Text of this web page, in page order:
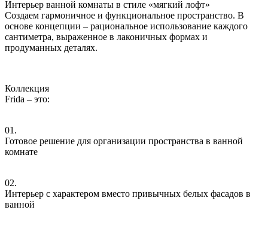
Интерьер ванной комнаты в стиле «мягкий лофт»
Создаем гармоничное и функциональное пространство. В
основе концепции – рациональное использование каждого
сантиметра, выраженное в лаконичных формах и
продуманных деталях.
Коллекция
Frida – это:
01.
Готовое решение для организации пространства в ванной
комнате
02.
Интерьер с характером вместо привычных белых фасадов в
ванной